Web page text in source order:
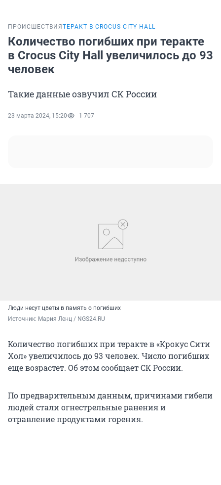
ПРОИСШЕСТВИЯ ТЕРАКТ В CROCUS CITY HALL
Количество погибших при теракте
в Crocus City Hall увеличилось до 93
человек
Такие данные озвучил СК России
23 марта 2024, 15:20 1 707
Люди несут цветы в память о погибших
Источник: Мария Ленц / NGS24.RU
Количество погибших при теракте в «Крокус Сити
Хол» увеличилось до 93 человек. Число погибших
еще возрастет. Об этом сообщает СК России.
По предварительным данным, причинами гибели
людей стали огнестрельные ранения и
отравление продуктами горения.